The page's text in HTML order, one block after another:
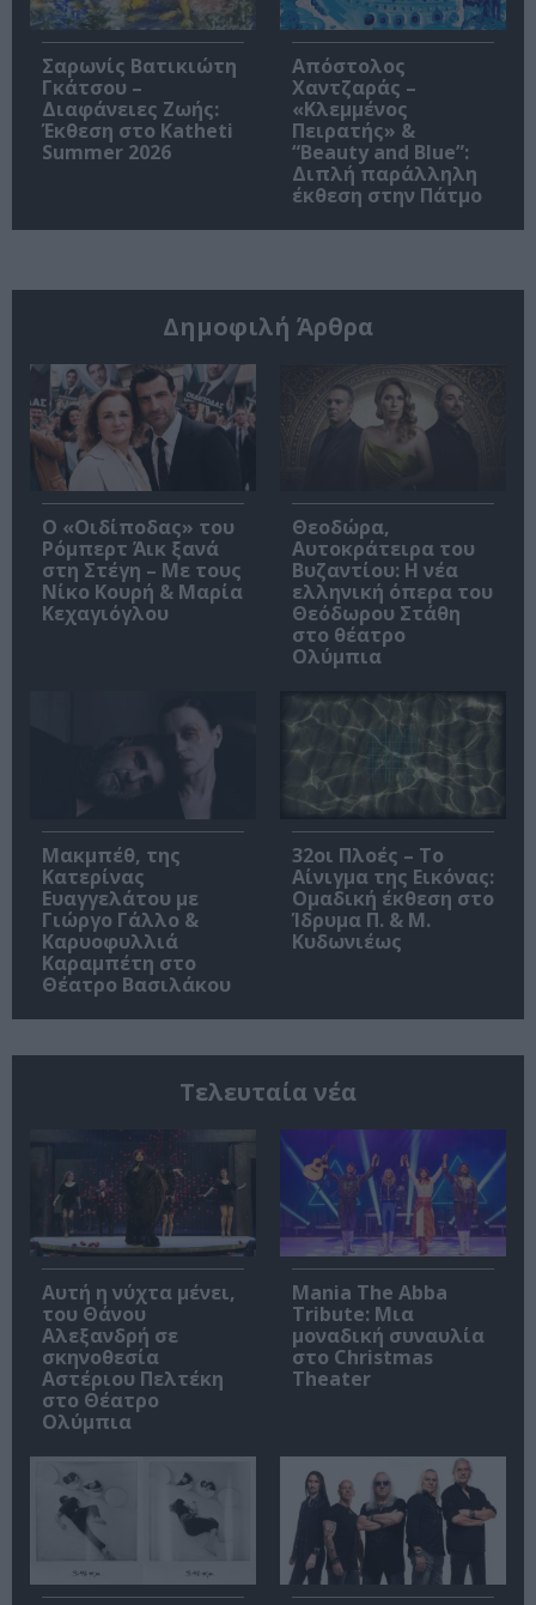
Σαρωνίς Βατικιώτη
Γκάτσου –
Διαφάνειες Ζωής:
Έκθεση στο Katheti
Summer 2026
Απόστολος
Χαντζαράς –
«Κλεμμένος
Πειρατής» &
“Beauty and Blue”:
Διπλή παράλληλη
έκθεση στην Πάτμο
Δημοφιλή Άρθρα
O «Οιδίποδας» του
Ρόμπερτ Άικ ξανά
στη Στέγη – Με τους
Νίκο Κουρή & Μαρία
Κεχαγιόγλου
Θεοδώρα,
Αυτοκράτειρα του
Βυζαντίου: Η νέα
ελληνική όπερα του
Θεόδωρου Στάθη
στο θέατρο
Ολύμπια
Μακμπέθ, της
Κατερίνας
Ευαγγελάτου με
Γιώργο Γάλλο &
Καρυοφυλλιά
Καραμπέτη στο
Θέατρο Βασιλάκου
32οι Πλοές – Το
Αίνιγμα της Εικόνας:
Ομαδική έκθεση στο
Ίδρυμα Π. & Μ.
Κυδωνιέως
Τελευταία νέα
Αυτή η νύχτα μένει,
του Θάνου
Αλεξανδρή σε
σκηνοθεσία
Αστέριου Πελτέκη
στο Θέατρο
Ολύμπια
Mania The Abba
Tribute: Μια
μοναδική συναυλία
στο Christmas
Theater